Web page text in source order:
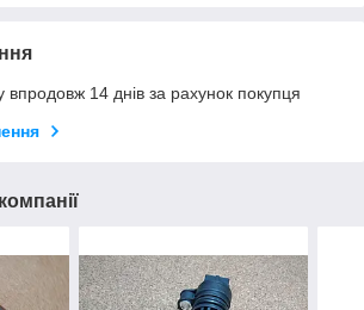
14 днів за рахунок покупця